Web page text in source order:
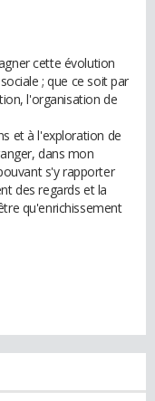
cette évolution
; que ce soit par
l'organisation de
et à l'exploration de
dans mon
s'y rapporter
des regards et la
qu'enrichissement